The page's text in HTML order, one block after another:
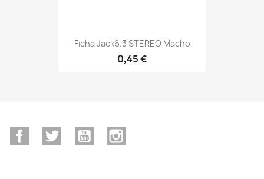
Ficha Jack6.3 STEREO Macho
0,45 €
FacebookTwitter YouTube